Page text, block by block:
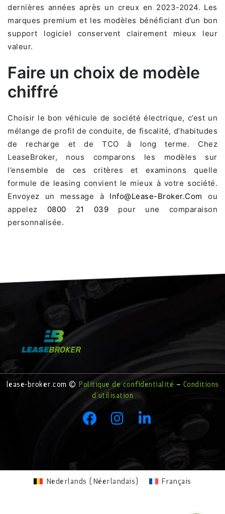
dernières années après un creux en 2023-2024. Les
marques premium et les modèles bénéficiant d’un bon
support logiciel conservent clairement mieux leur
valeur.
Faire un choix de modèle
chiffré
Choisir le bon véhicule de société électrique, c’est un
mélange de profil de conduite, de fiscalité, d’habitudes
de recharge et de TCO à long terme. Chez
LeaseBroker, nous comparons les modèles sur
l’ensemble de ces critères et examinons quelle
formule de leasing convient le mieux à votre société.
Envoyez un message à Info@lease-Broker.com ou
appelez 0800 21 039 pour une comparaison
personnalisée.
lease-broker.com © Politique de confidentialité – Conditions
d’utilisation
Nederlands (Néerlandais) Français